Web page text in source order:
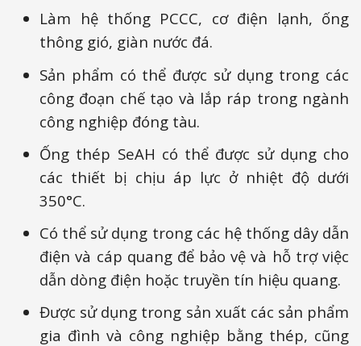
Làm hệ thống PCCC, cơ điện lạnh, ống
thông gió, giàn nước đá.
Sản phẩm có thể được sử dụng trong các
công đoạn chế tạo và lắp ráp trong ngành
công nghiệp đóng tàu.
Ống thép SeAH có thể được sử dụng cho
các thiết bị chịu áp lực ở nhiệt độ dưới
350°C.
Có thể sử dụng trong các hệ thống dây dẫn
điện và cáp quang để bảo vệ và hỗ trợ việc
dẫn dòng điện hoặc truyền tín hiệu quang.
Được sử dụng trong sản xuất các sản phẩm
gia đình và công nghiệp bằng thép, cũng